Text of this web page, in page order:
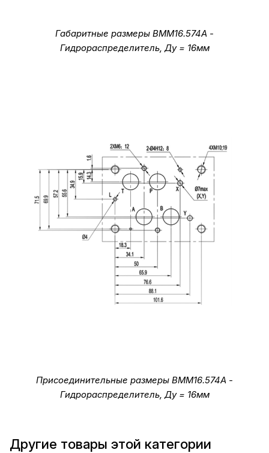
Габаритные размеры ВММ16.574А -
Гидрораспределитель, Ду = 16мм
Присоединительные размеры ВММ16.574А -
Гидрораспределитель, Ду = 16мм
Другие товары этой категории